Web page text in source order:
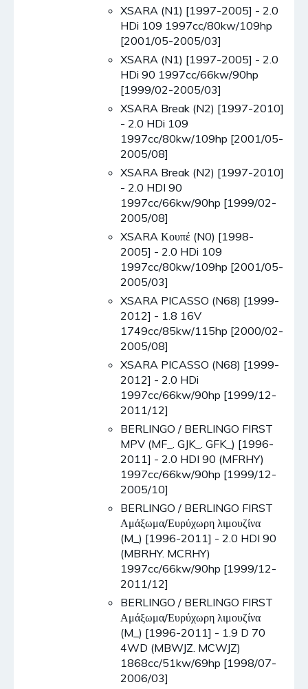
XSARA (N1) [1997-2005] - 2.0
HDi 109 1997cc/80kw/109hp
[2001/05-2005/03]
XSARA (N1) [1997-2005] - 2.0
HDi 90 1997cc/66kw/90hp
[1999/02-2005/03]
XSARA Break (N2) [1997-2010]
- 2.0 HDi 109
1997cc/80kw/109hp [2001/05-
2005/08]
XSARA Break (N2) [1997-2010]
- 2.0 HDI 90
1997cc/66kw/90hp [1999/02-
2005/08]
XSARA Κουπέ (N0) [1998-
2005] - 2.0 HDi 109
1997cc/80kw/109hp [2001/05-
2005/03]
XSARA PICASSO (N68) [1999-
2012] - 1.8 16V
1749cc/85kw/115hp [2000/02-
2005/08]
XSARA PICASSO (N68) [1999-
2012] - 2.0 HDi
1997cc/66kw/90hp [1999/12-
2011/12]
BERLINGO / BERLINGO FIRST
MPV (MF_. GJK_. GFK_) [1996-
2011] - 2.0 HDI 90 (MFRHY)
1997cc/66kw/90hp [1999/12-
2005/10]
BERLINGO / BERLINGO FIRST
Αμάξωμα/Ευρύχωρη λιμουζίνα
(M_) [1996-2011] - 2.0 HDI 90
(MBRHY. MCRHY)
1997cc/66kw/90hp [1999/12-
2011/12]
BERLINGO / BERLINGO FIRST
Αμάξωμα/Ευρύχωρη λιμουζίνα
(M_) [1996-2011] - 1.9 D 70
4WD (MBWJZ. MCWJZ)
1868cc/51kw/69hp [1998/07-
2006/03]